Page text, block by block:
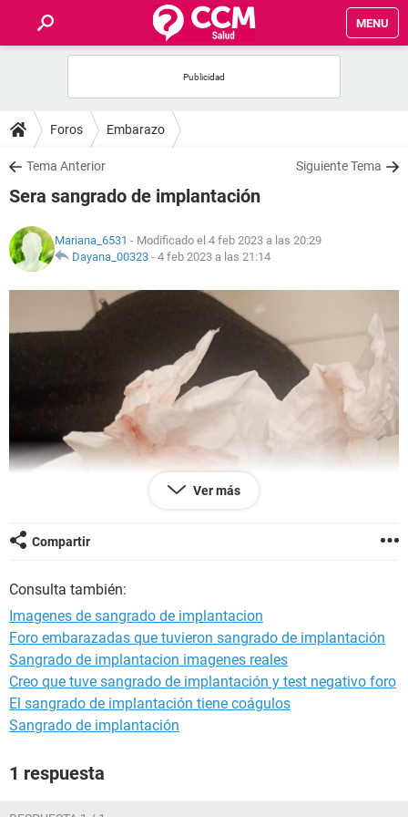
MENU
FOROS
SALUD
NUTRICIÓN
Foros Embarazo
Tema Anterior Siguiente Tema
Sera sangrado de implantación
Mariana_6531 - Modificado el 4 feb 2023 a las 20:29
Dayana_00323 - 4 feb 2023 a las 21:14
Ver más
Compartir
Consulta también:
Imagenes de sangrado de implantacion
Foro embarazadas que tuvieron sangrado de implantación
Sangrado de implantacion imagenes reales
Creo que tuve sangrado de implantación y test negativo foro
El sangrado de implantación tiene coágulos
Sangrado de implantación
1 respuesta